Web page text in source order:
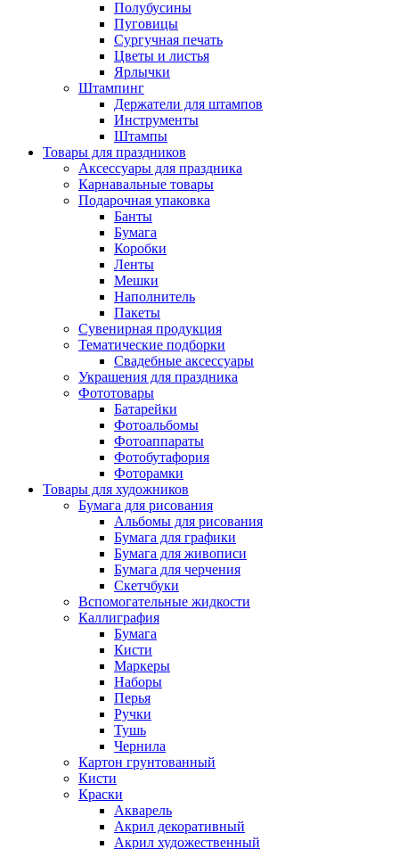
Полубусины
Пуговицы
Сургучная печать
Цветы и листья
Ярлычки
Штампинг
Держатели для штампов
Инструменты
Штампы
Товары для праздников
Аксессуары для праздника
Карнавальные товары
Подарочная упаковка
Банты
Бумага
Коробки
Ленты
Мешки
Наполнитель
Пакеты
Сувенирная продукция
Тематические подборки
Свадебные аксессуары
Украшения для праздника
Фототовары
Батарейки
Фотоальбомы
Фотоаппараты
Фотобутафория
Фоторамки
Товары для художников
Бумага для рисования
Альбомы для рисования
Бумага для графики
Бумага для живописи
Бумага для черчения
Скетчбуки
Вспомогательные жидкости
Каллиграфия
Бумага
Кисти
Маркеры
Наборы
Перья
Ручки
Тушь
Чернила
Картон грунтованный
Кисти
Краски
Акварель
Акрил декоративный
Акрил художественный